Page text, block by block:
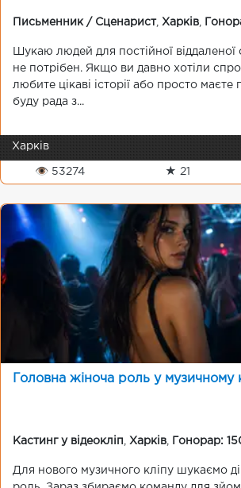
Письменник / Сценарист, Харків
Шукаю людей для постійної віддаленої
не потрібен. Якщо ви давно хотіли
любите цікаві історії або просто
буду рада з...
Харків
👁 53274 ★ 21
Головна жіноча роль у музичному
Кастинг у відеокліп Харків Гонорар:
Для нового музичного кліпу шукаємо